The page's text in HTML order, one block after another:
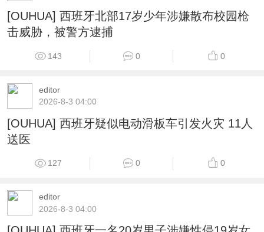
[OUHUA] 西班牙北部17岁少年涉嫌散布校园枪
击威胁，被警方逮捕
143 0 0
editor
2026-8-3 04:00
[OUHUA] 西班牙疑似电动滑板车引发火灾 11人
送医
127 0 0
editor
2026-8-3 04:00